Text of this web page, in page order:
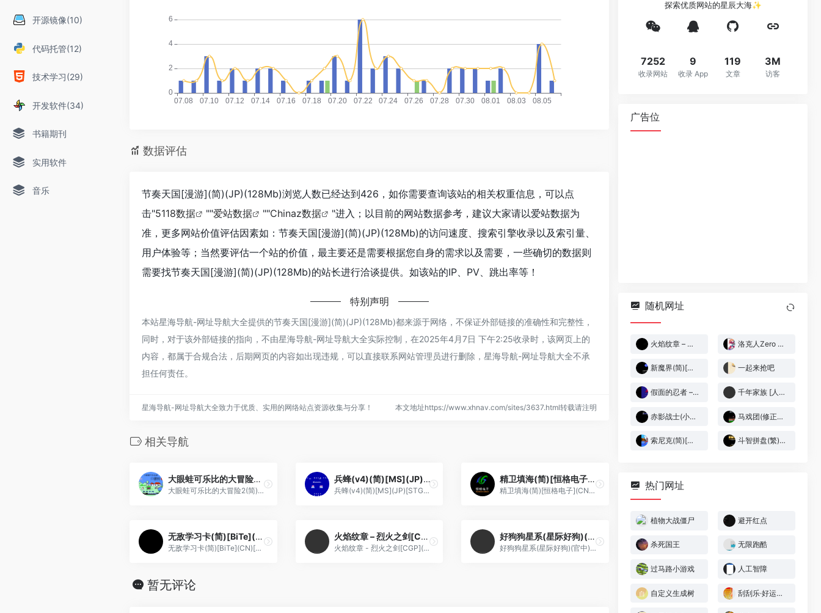
开源镜像(10)
代码托管(12)
技术学习(29)
开发软件(34)
书籍期刊
实用软件
音乐
数据评估
节奏天国[漫游](简)(JP)(128Mb)浏览人数已经达到426，如你需要查询该站的相关权重信息，可以点
击"5118数据 ""爱站数据 ""Chinaz数据
"进入；以目前的网站数据参考，建议大家请以爱站数据为
准，更多网站价值评估因素如：节奏天国[漫游](简)(JP)(128Mb)的访问速度、搜索引擎收录以及索引量、
用户体验等；当然要评估一个站的价值，最主要还是需要根据您自身的需求以及需要，一些确切的数据则
需要找节奏天国[漫游](简)(JP)(128Mb)的站长进行洽谈提供。如该站的IP、PV、跳出率等！
特别声明
本站星海导航-网址导航大全提供的节奏天国[漫游](简)(JP)(128Mb)都来源于网络，不保证外部链接的准确性和完整性，
同时，对于该外部链接的指向，不由星海导航-网址导航大全实际控制，在2025年4月7日 下午2:25收录时，该网页上的
内容，都属于合规合法，后期网页的内容如出现违规，可以直接联系网站管理员进行删除，星海导航-网址导航大全不承
担任何责任。
星海导航-网址导航大全致力于优质、实用的网络站点资源收集与分享！ 本文地址https://www.xhnav.com/sites/3637.html转载请注明
相关导航
大眼蛙可乐比的大冒险2(简)[夜幕星辰](JP)[ACT](2Mb)
大眼蛙可乐比的大冒险2(简)[夜幕星辰](JP)[ACT](2Mb)
兵蜂(v4)(简)[MS](JP)[STG](0.37Mb)
兵蜂(v4)(简)[MS](JP)[STG](0.37Mb)
精卫填海(简)[恒格电子](CN)[AVG](8Mb)
精卫填海(简)[恒格电子](CN)[AVG](8Mb)
无敌学习卡(简)[BiTe](CN)[ETC](4Mb)
无敌学习卡(简)[BiTe](CN)[ETC](4Mb)
火焰纹章 – 烈火之剑[CGP](简)(JP)(145.19Mb)
火焰纹章 - 烈火之剑[CGP](简)(JP)(145.19Mb)
好狗狗星系(星际好狗)(官中)(简)(256Mb)
好狗狗星系(星际好狗)(官中)(简)(256Mb)
暂无评论
探索优质网站的星辰大海✨
7252
收录网站
9
收录 App
119
文章
3M
访客
广告位
随机网址
火焰纹章 – 圣魔之光石[盗版&谁的长乐未央][简](JP)(128Mb) 洛克人Zero 3[零组](简)(JP)(128Mb)
新魔界(简)[晶科泰](CN)[RPG](8Mb) 一起来抢吧
假面的忍者 – 赤影(v1.0)(简)[MS](JP)[ACT](1Mb) 千年家族 [人名职业汉化修正][sten42][20180221](简)(JP)(128Mb)
赤影战士(小字版)(简)[来福](EU)[ACT](2Mb) 马戏团(修正版)(简)[汉化情报站+MS](JP)[ACT](0.18Mb)
索尼克(简)[游戏天地](US)[ACT](6Mb) 斗智拼盘(繁)[晶碁电子](CN)[PUZ](0.5Mb)
热门网址
植物大战僵尸 避开红点
杀死国王 无限跑酷
过马路小游戏 人工智障
自定义生成树 刮刮乐·好运十倍